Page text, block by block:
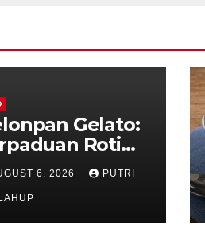
Gelato:
Roti
dan Es
Lembut yang
6, 2026 PUTRI